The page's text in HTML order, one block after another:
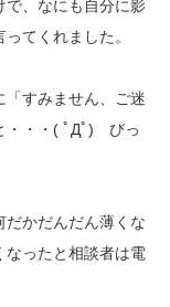
で、なにも自分に影
てくれました。
すみません、ご迷
・・・( ﾟДﾟ) びっ
だかだんだん薄くな
なったと相談者は電